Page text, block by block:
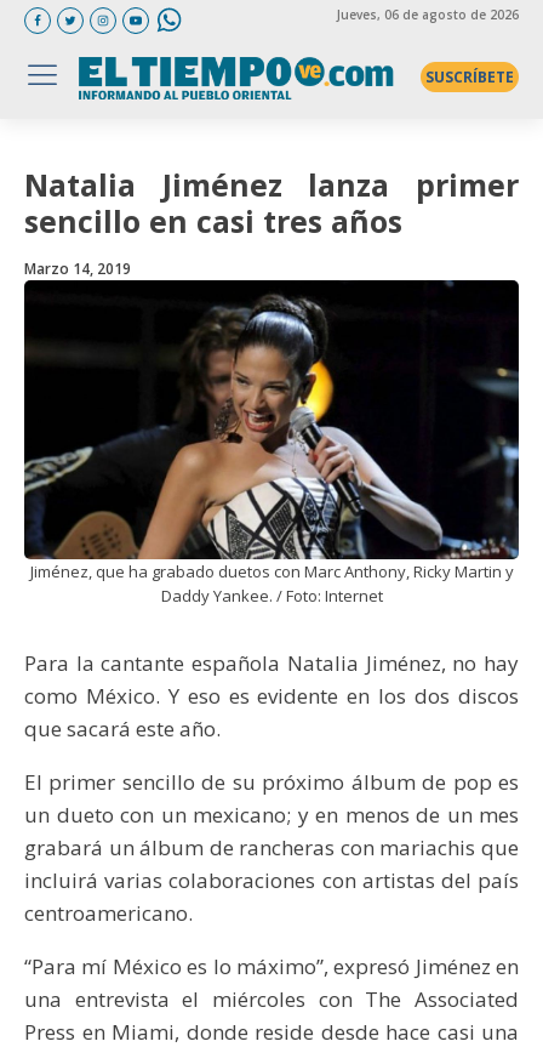
Jueves, 06 de agosto de 2026
SUSCRÍBETE
Natalia Jiménez lanza primer
sencillo en casi tres años
Marzo 14, 2019
Jiménez, que ha grabado duetos con Marc Anthony, Ricky Martin y
Daddy Yankee. / Foto: Internet
Para la cantante española Natalia Jiménez, no hay
como México. Y eso es evidente en los dos discos
que sacará este año.
El primer sencillo de su próximo álbum de pop es
un dueto con un mexicano; y en menos de un mes
grabará un álbum de rancheras con mariachis que
incluirá varias colaboraciones con artistas del país
centroamericano.
“Para mí México es lo máximo”, expresó Jiménez en
una entrevista el miércoles con The Associated
Press en Miami, donde reside desde hace casi una